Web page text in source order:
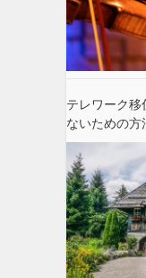
テレワーク移
ないための方